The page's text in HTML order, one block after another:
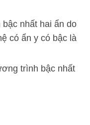
nhất hai ẩn do
có ẩn y có bậc là
trình bậc nhất